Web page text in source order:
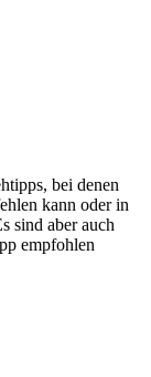
bei denen
kann oder in
sind aber auch
empfohlen